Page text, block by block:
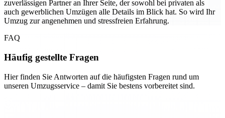
zuverlässigen Partner an Ihrer Seite, der sowohl bei privaten als
auch gewerblichen Umzügen alle Details im Blick hat. So wird Ihr
Umzug zur angenehmen und stressfreien Erfahrung.
FAQ
Häufig gestellte Fragen
Hier finden Sie Antworten auf die häufigsten Fragen rund um
unseren Umzugsservice – damit Sie bestens vorbereitet sind.